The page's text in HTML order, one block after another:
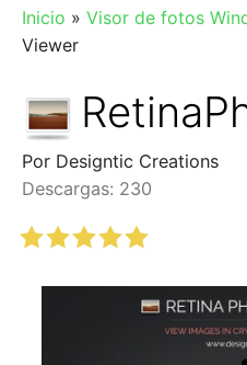
Inicio » Visor de fotos
Viewer
Por Designtic Creations
Descargas: 230